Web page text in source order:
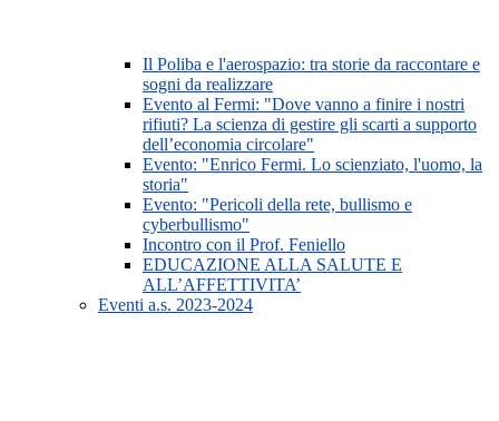
Il Poliba e l'aerospazio: tra storie da raccontare e
sogni da realizzare
Evento al Fermi: "Dove vanno a finire i nostri
rifiuti? La scienza di gestire gli scarti a supporto
dell’economia circolare"
Evento: "Enrico Fermi. Lo scienziato, l'uomo, la
storia"
Evento: "Pericoli della rete, bullismo e
cyberbullismo"
Incontro con il Prof. Feniello
EDUCAZIONE ALLA SALUTE E
ALL’AFFETTIVITA’
Eventi a.s. 2023-2024